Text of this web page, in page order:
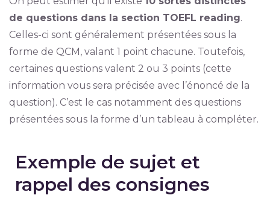
de questions dans la section TOEFL reading.
Celles-ci sont généralement présentées sous la
forme de QCM, valant 1 point chacune. Toutefois,
certaines questions valent 2 ou 3 points (cette
information vous sera précisée avec l’énoncé de la
question). C’est le cas notamment des questions
présentées sous la forme d’un tableau à compléter.
Exemple de sujet et
rappel des consignes